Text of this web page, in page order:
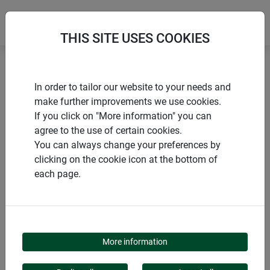
Accueil Jardinage & accessoires Bac à bulbes
PRODUITS
BAC À BULBES
THIS SITE USES COOKIES
In order to tailor our website to your needs and
make further improvements we use cookies.
If you click on "More information" you can
agree to the use of certain cookies.
You can always change your preferences by
clicking on the cookie icon at the bottom of
each page.
More information